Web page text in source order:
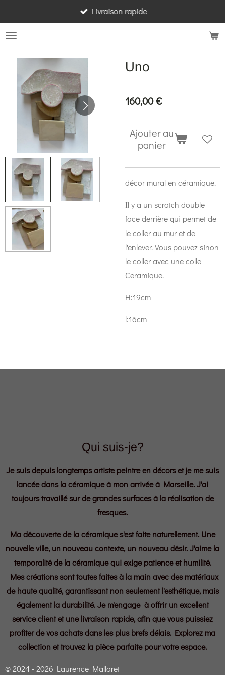
au
contenu
Livraison rapide
Uno
160,00 €
Ajouter au
panier
décor mural en céramique.
Il y a un scratch double
face derrière qui permet de
le coller au mur et de
l'enlever. Vous pouvez sinon
le coller avec une colle
Ceramique.
H:19cm
l:16cm
Qui suis-je?
Je suis depuis longtemps artiste peintre en décors et je me suis
lancée dans la céramique à mon arrivée à Marseille. J'ai
toujours travaillé sur de grandes surfaces à la réalisation de
fresques.
Ma découverte de la céramique s'est faite naturellement. Une
nouvelle ville, un nouveau contexte, un nouveau désir. J'aime la
temporalité de la céramique qui exige patience et humilité.
Mes créations sont toutes faites à la main avec des matériaux
de haute qualité, garantissant non seulement l'esthétique, mais
également la durabilité. Je m'engage à offrir un excellent
service client et une livraison rapide, afin que vous puissiez
profiter de vos achats dans les plus brefs délais. Explorez ma
collection et trouvez la pièce parfaite pour votre espace.
© 2024 - 2026 Laurence Mallaret